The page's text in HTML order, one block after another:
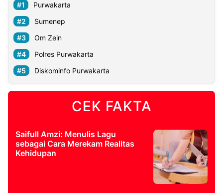
Purwakarta
Sumenep
Om Zein
Polres Purwakarta
Diskominfo Purwakarta
CEK FAKTA
Saifull Amzi: Menulis Lagu
sebagai Cara Merekam Realitas
Kehidupan